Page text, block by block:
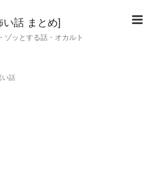
話 まとめ]
ゾッとする話・オカルト
い話